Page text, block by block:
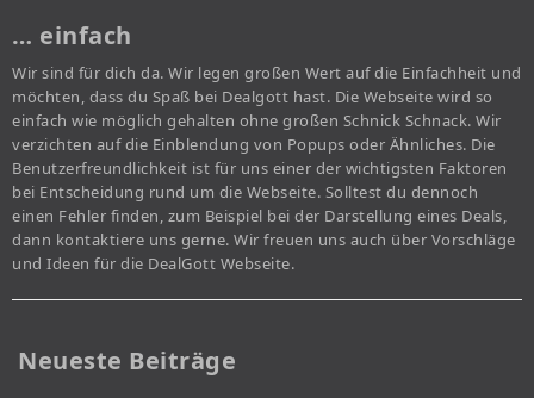
… einfach
Wir sind für dich da. Wir legen großen Wert auf die Einfachheit und
möchten, dass du Spaß bei Dealgott hast. Die Webseite wird so
einfach wie möglich gehalten ohne großen Schnick Schnack. Wir
verzichten auf die Einblendung von Popups oder Ähnliches. Die
Benutzerfreundlichkeit ist für uns einer der wichtigsten Faktoren
bei Entscheidung rund um die Webseite. Solltest du dennoch
einen Fehler finden, zum Beispiel bei der Darstellung eines Deals,
dann kontaktiere uns gerne. Wir freuen uns auch über Vorschläge
und Ideen für die DealGott Webseite.
Neueste Beiträge